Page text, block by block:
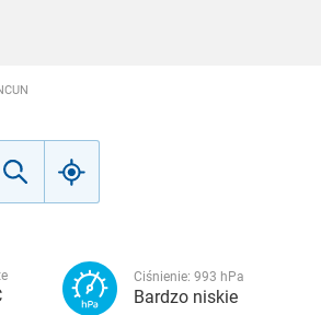
Ciśnienie: 993 hPa
Bardzo niskie